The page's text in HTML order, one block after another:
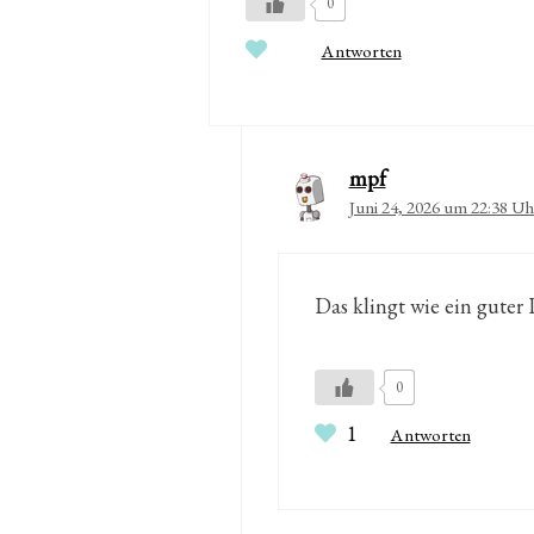
Antworten
mpf
Juni 24, 2026 um 22:38
Das klingt wie ein guter
0
1 Antworten